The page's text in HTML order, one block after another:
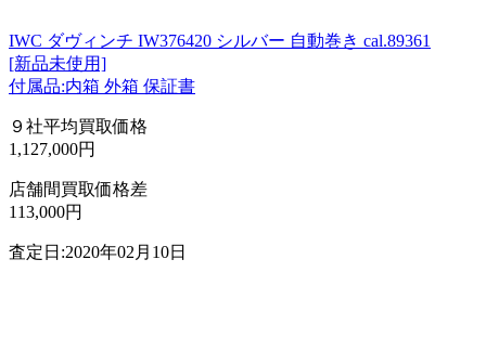
IWC ダヴィンチ IW376420 シルバー 自動巻き cal.89361
[新品未使用]
付属品:内箱 外箱 保証書
９社平均買取価格
1,127,000円
店舗間買取価格差
113,000円
査定日:2020年02月10日